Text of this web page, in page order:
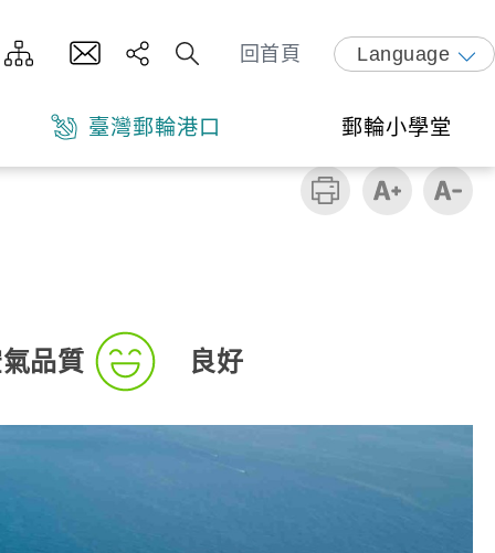
回首頁 Language
臺灣郵輪港口 郵輪小學堂
品質 良好